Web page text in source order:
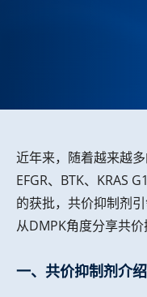
近年来，随着越来越
EFGR、BTK、KRAS
的获批，共价抑制剂
从DMPK角度分享共价
一、共价抑制剂介绍